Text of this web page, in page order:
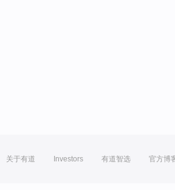
关于有道 Investors 有道智选 官方博